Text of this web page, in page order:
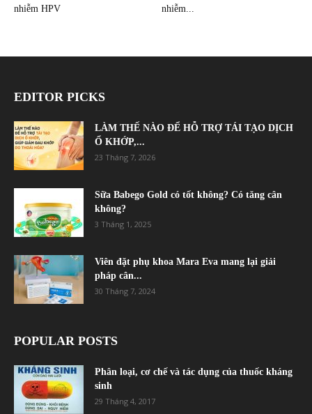
nhiễm HPV
nhiễm...
EDITOR PICKS
LÀM THẾ NÀO ĐỂ HỖ TRỢ TÁI TẠO DỊCH
Ổ KHỚP,...
23 Tháng 7, 2026
Sữa Babego Gold có tốt không? Có tăng cân
không?
3 Tháng 1, 2025
Viên đặt phụ khoa Mara Eva mang lại giải
pháp cân...
30 Tháng 7, 2024
POPULAR POSTS
Phân loại, cơ chế và tác dụng của thuốc kháng
sinh
29 Tháng 4, 2017